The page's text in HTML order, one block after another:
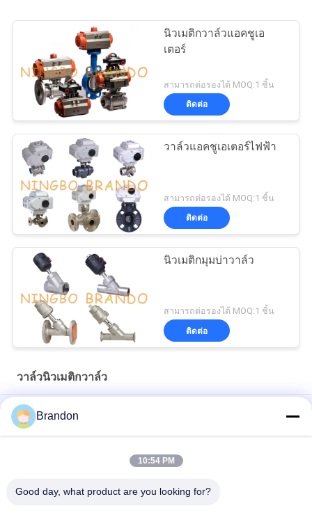
นิวเมติกวาล์วแอคชูเอ
เตอร์
สามารถต่อรองได้ MOQ:1 ชิ้น
ติดต่อ
วาล์วแอคชูเอเตอร์ไฟฟ้า
สามารถต่อรองได้ MOQ:1 ชิ้น
ติดต่อ
นิวเมติกมุมบ่าวาล์ว
สามารถต่อรองได้ MOQ:1 ชิ้น
ติดต่อ
วาล์วนิวเมติกวาล์ว
LT รูปแบบ 3 ทางนิวเมติกบอลวาล์วหน้าแปลนสแตนเลส
Brandon
10:54 PM
Good day, what product are you looking for?